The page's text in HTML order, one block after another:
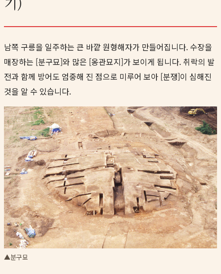
남쪽 구릉을 일주하는 큰 바깥 원형해자가 만들어집니다. 수장을
매장하는 [분구묘]와 많은 [옹관묘지]가 보이게 됩니다. 취락의 발
전과 함께 방어도 엄중해 진 점으로 미루어 보아 [분쟁]이 심해진
것을 알 수 있습니다.
▲분구묘